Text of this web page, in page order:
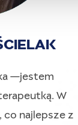
—jestem
W
co najlepsze z